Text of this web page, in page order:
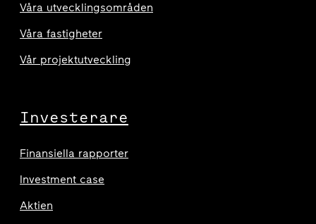
Våra utvecklingsområden
Våra fastigheter
Vår projektutveckling
Investerare
Finansiella rapporter
Investment case
Aktien